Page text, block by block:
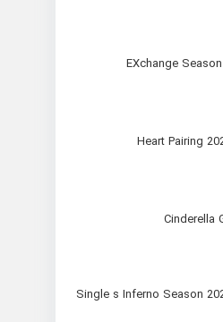
دانلود برنامه تلویزیونی 2025 Single s Inferno Season